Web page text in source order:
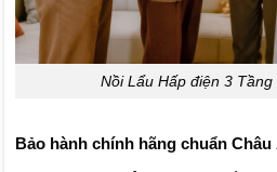
Nồi Lẩu Hấp điện 3 Tầng
Bảo hành chính hãng chuẩn Châu